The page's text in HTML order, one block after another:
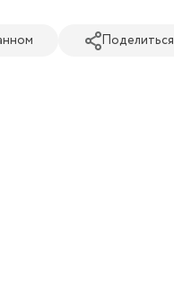
Поделиться